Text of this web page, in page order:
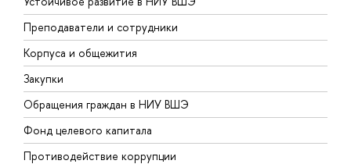
Преподаватели и сотрудники
Корпуса и общежития
Закупки
Обращения граждан в НИУ ВШЭ
Фонд целевого капитала
Противодействие коррупции